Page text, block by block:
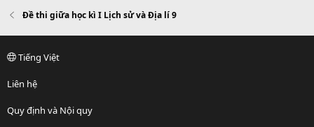
Đề thi giữa học kì I Lịch sử và Địa lí 9
Tiếng Việt
Liên hệ
Quy định và Nội quy